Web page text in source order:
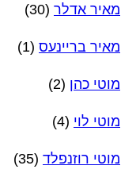
מאיר אדלר (30)
מאיר בריינעס (1)
מוטי כהן (2)
מוטי לוי (4)
מוטי רוזנפלד (35)